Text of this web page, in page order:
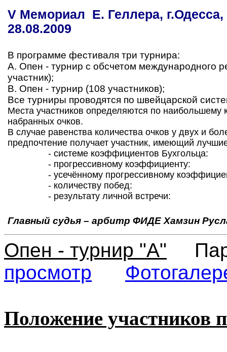
V Мемориал Е. Геллера, г.Одесса,
28.08.2009
В программе фестиваля три турнира:
А. Опен - турнир с обсчетом международного
участник);
В. Опен - турнир (108 участников);
Все турниры проводятся по швейцарской
Места участников определяются по наибольшему
набранных очков.
В случае равенства количества очков у двух и
предпочтение получает участник, имеющий
- системе коэффициентов Бухгольца:
- прогрессивному коэффициенту:
- усечённому прогрессивному
- количеству побед:
- результату личной встречи:
Главный судья – арбитр ФИДЕ Хамзин
Опен - турнир "А"
просмотр
Положение участников